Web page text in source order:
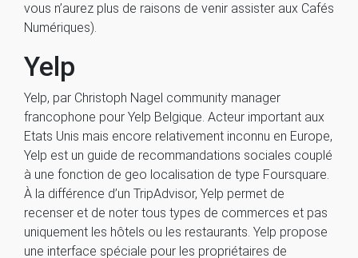
vous n’aurez plus de raisons de venir assister aux Cafés
Numériques).
Yelp
Yelp, par Christoph Nagel community manager
francophone pour Yelp Belgique. Acteur important aux
Etats Unis mais encore relativement inconnu en Europe,
Yelp est un guide de recommandations sociales couplé
à une fonction de geo localisation de type Foursquare.
À la différence d’un TripAdvisor, Yelp permet de
recenser et de noter tous types de commerces et pas
uniquement les hôtels ou les restaurants. Yelp propose
une interface spéciale pour les propriétaires de